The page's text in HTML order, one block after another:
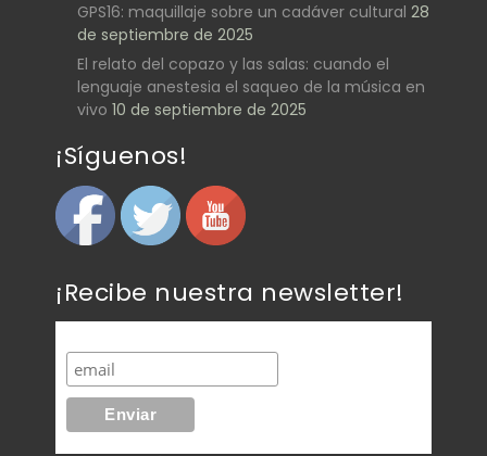
GPS16: maquillaje sobre un cadáver cultural 28
de septiembre de 2025
El relato del copazo y las salas: cuando el
lenguaje anestesia el saqueo de la música en
vivo 10 de septiembre de 2025
¡Síguenos!
¡Recibe nuestra newsletter!